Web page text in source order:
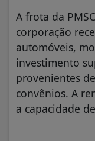
A frota da
corporação
automóveis,
investimento
provenientes
convênios. A
a capacidade